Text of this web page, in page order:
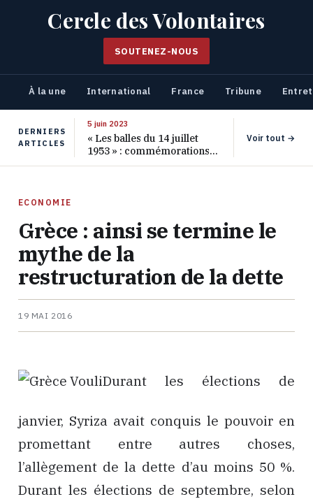
Cercle des Volontaires
SOUTENEZ-NOUS
À la une International France Tribune
DERNIERS
ARTICLES
5 juin 2023
« Les balles du 14 juillet
1953 » : commémorations
pour les 70 ans de ce
Voir tout →
ECONOMIE
Grèce : ainsi se termine le
mythe de la
restructuration de la dette
19 MAI 2016
Durant les élections de
janvier, Syriza avait conquis le pouvoir en
promettant entre autres choses,
l’allègement de la dette d’au moins 50 %.
Durant les élections de septembre, selon